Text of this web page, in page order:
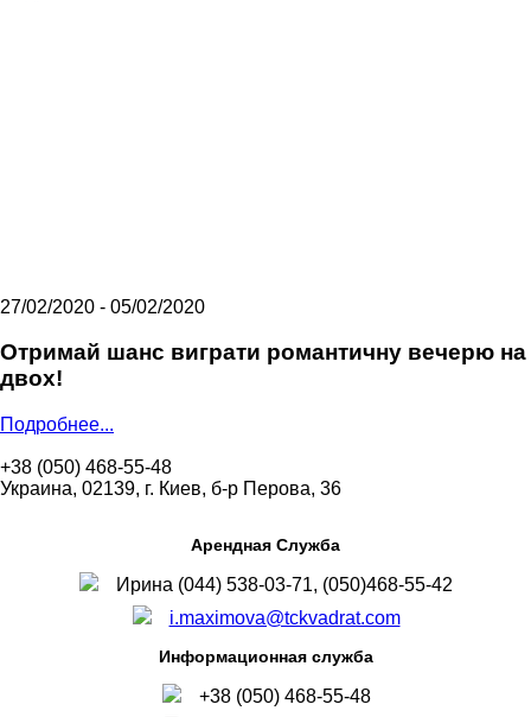
27/02/2020 - 05/02/2020
Отримай шанс виграти романтичну вечерю на
двох!
Подробнее...
+38 (050) 468-55-48
Украина, 02139, г. Киев, б-р Перова, 36
Арендная Служба
Ирина (044) 538-03-71, (050)468-55-42
i.maximova@tckvadrat.com
Информационная служба
+38 (050) 468-55-48